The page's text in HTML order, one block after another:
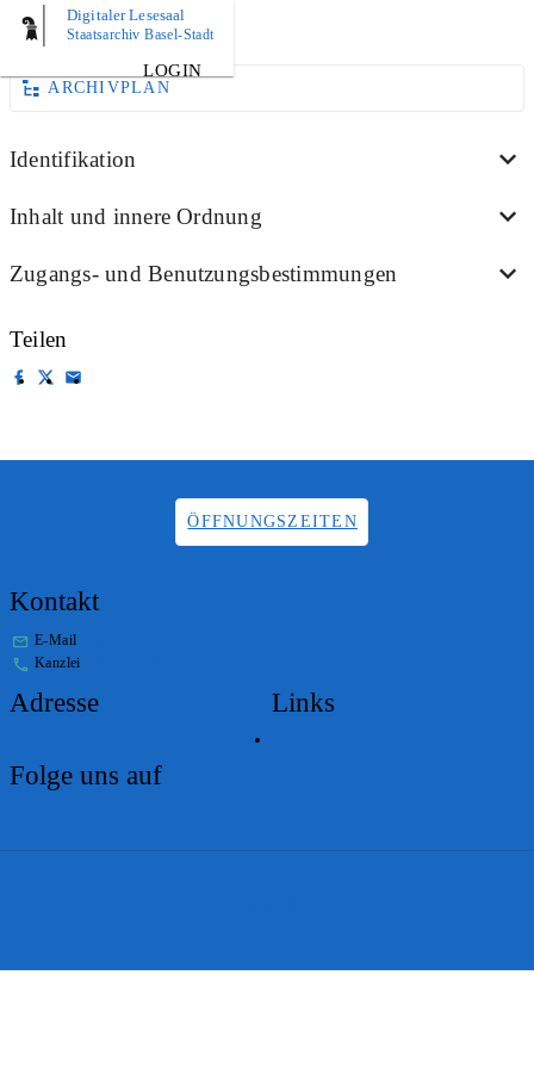
Digitaler Lesesaal
Staatsarchiv Basel-Stadt
LOGIN
BILD
ARCHIVPLAN
Identifikation
Inhalt und innere Ordnung
Zugangs- und Benutzungsbestimmungen
Teilen
ÖFFNUNGSZEITEN
Kontakt
E-Mail
Kanzlei
Adresse Links
Folge uns auf